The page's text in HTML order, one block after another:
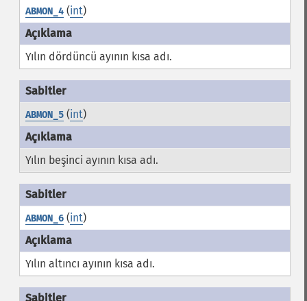
ABMON_4(int)
Yılın dördüncü ayının kısa adı.
ABMON_5(int)
Yılın beşinci ayının kısa adı.
ABMON_6(int)
Yılın altıncı ayının kısa adı.